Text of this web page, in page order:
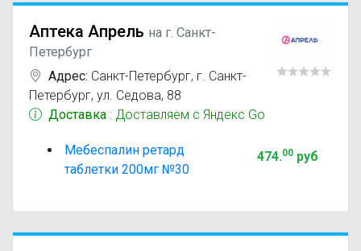
Аптека Апрель на г. Санкт-
Петербург
Адрес: Санкт-Петербург, г. Санкт-
Петербург, ул. Седова, 88
Доставка : Доставляем с Яндекс Go
Мебеспалин ретард
таблетки 200мг №30
474.00руб